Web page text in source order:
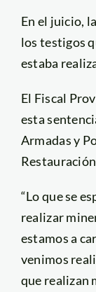
En el juicio,
los testigos
estaba
El Fiscal
esta
Armadas y
“Lo que se
realizar
estamos a
venimos
que realizan